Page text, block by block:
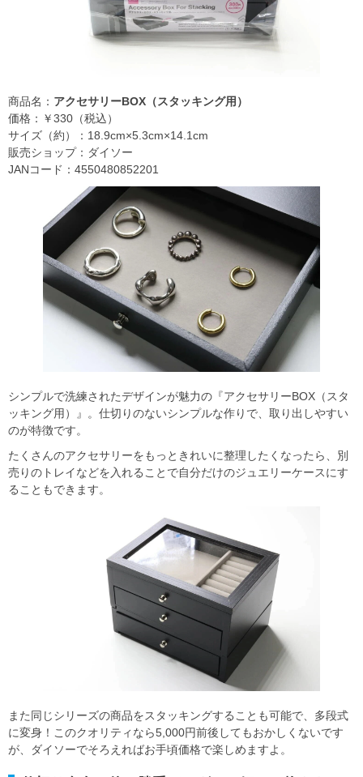
商品名： アクセサリーBOX（スタッキング用）
価格：￥330（税込）
サイズ（約）：18.9cm×5.3cm×14.1cm
販売ショップ：ダイソー
JANコード：4550480852201
シンプルで洗練されたデザインが魅力の『アクセサリーBOX（スタ
ッキング用）』。仕切りのないシンプルな作りで、取り出しやすい
のが特徴です。
たくさんのアクセサリーをもっときれいに整理したくなったら、別
売りのトレイなどを入れることで自分だけのジュエリーケースにす
ることもできます。
また同じシリーズの商品をスタッキングすることも可能で、多段式
に変身！このクオリティなら5,000円前後してもおかしくないです
が、ダイソーでそろえればお手頃価格で楽しめますよ。